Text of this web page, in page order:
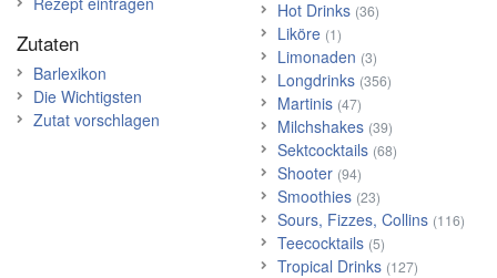
Zutaten
Barlexikon
Die Wichtigsten
Zutat vorschlagen
Hot Drinks (36)
Liköre (1)
Limonaden (3)
Longdrinks (356)
Martinis (47)
Milchshakes (39)
Sektcocktails (68)
Shooter (94)
Smoothies (23)
Sours, Fizzes, Collins (116)
Teecocktails (5)
Tropical Drinks (127)